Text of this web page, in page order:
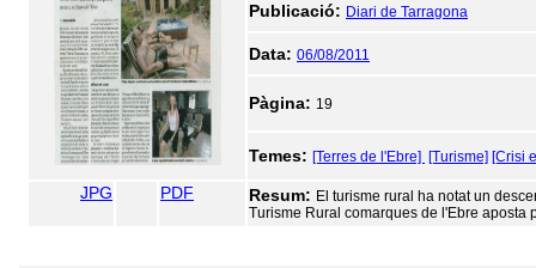
Publicació: Diari de Tarragona
Data: 06/08/2011
Pàgina: 19
Temes: [Terres de l'Ebre] [Turisme] [Crisi
JPG PDF Resum: El turisme rural ha notat un
Turisme Rural comarques de l'Ebre aposta